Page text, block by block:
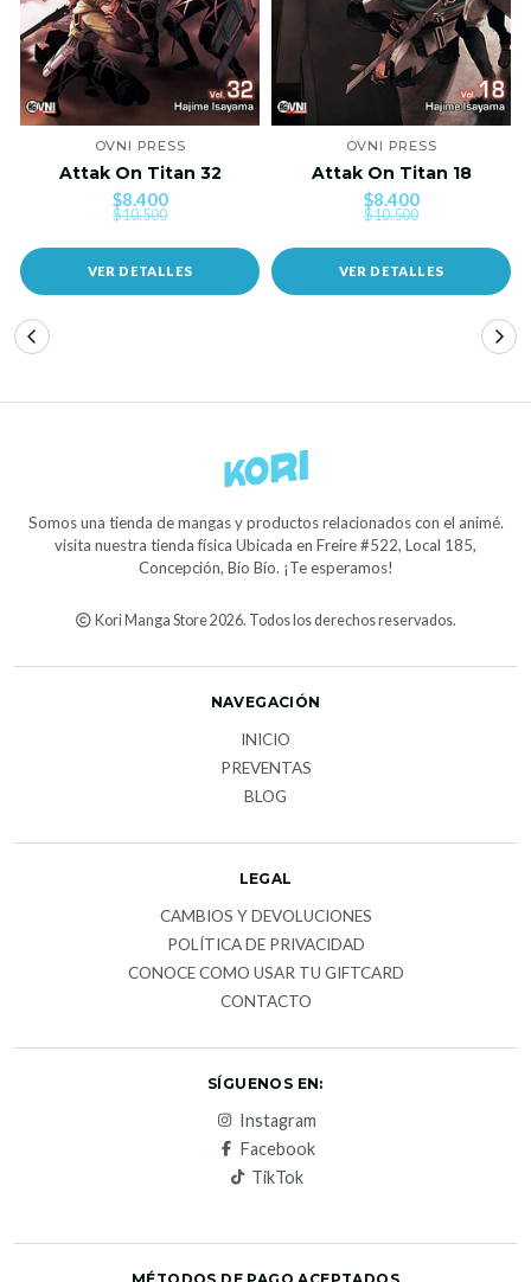
OVNI PRESS
Attak On Titan 32
$8.400
$10.500
VER DETALLES
OVNI PRESS
Attak On Titan 18
$8.400
$10.500
VER DETALLES
Somos una tienda de mangas y productos relacionados con el animé.
visita nuestra tienda física Ubicada en Freire #522, Local 185,
Concepción, Bío Bío. ¡Te esperamos!
Kori Manga Store 2026. Todos los derechos reservados.
NAVEGACIÓN
INICIO
PREVENTAS
BLOG
LEGAL
CAMBIOS Y DEVOLUCIONES
POLÍTICA DE PRIVACIDAD
CONOCE COMO USAR TU GIFTCARD
CONTACTO
SÍGUENOS EN:
Instagram
Facebook
TikTok